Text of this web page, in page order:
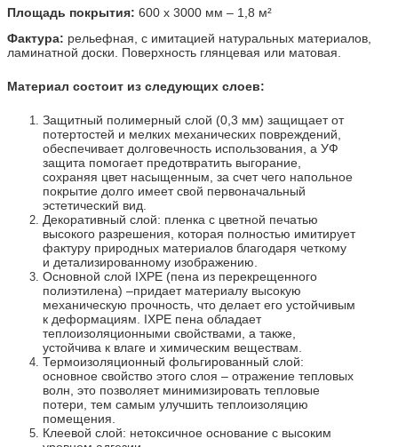
Площадь покрытия: 600 х 3000 мм – 1,8 м²
Фактура: рельефная, с имитацией натуральных материалов,
ламинатной доски. Поверхность глянцевая или матовая.
Материал состоит из следующих слоев:
Защитный полимерный слой (0,3 мм) защищает от
потертостей и мелких механических повреждений,
обеспечивает долговечность использования, а УФ
защита помогает предотвратить выгорание,
сохраняя цвет насыщенным, за счет чего напольное
покрытие долго имеет свой первоначальный
эстетический вид.
Декоративный слой: пленка с цветной печатью
высокого разрешения, которая полностью имитирует
фактуру природных материалов благодаря четкому
и детализированному изображению.
Основной слой IXPE (пена из перекрещенного
полиэтилена) –придает материалу высокую
механическую прочность, что делает его устойчивым
к деформациям. IXPE пена обладает
теплоизоляционными свойствами, а также,
устойчива к влаге и химическим веществам.
Термоизоляционный фольгированный слой:
основное свойство этого слоя – отражение тепловых
волн, это позволяет минимизировать тепловые
потери, тем самым улучшить теплоизоляцию
помещения.
Клеевой слой: нетоксичное основание с высоким